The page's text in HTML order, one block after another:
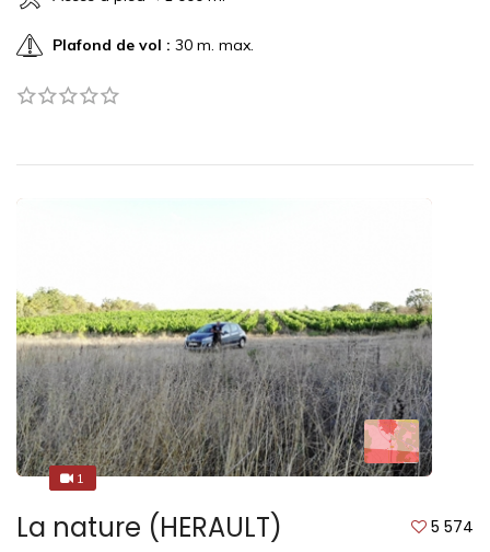
Plafond de vol : 30 m. max.
11
La nature (HERAULT) 5 574